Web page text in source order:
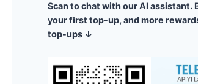
Scan to chat with our AI assistant.
your first top-up, and more
top-ups ↓